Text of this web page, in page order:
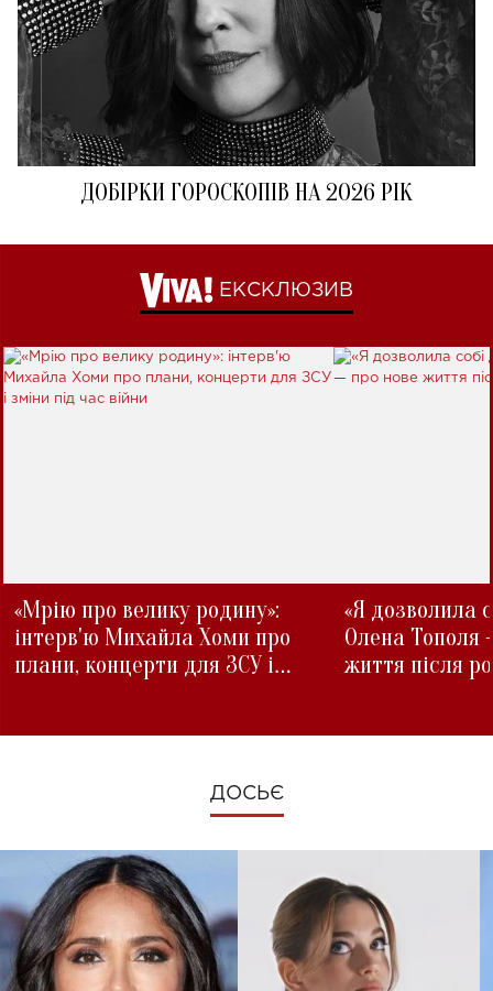
ДОБІРКИ ГОРОСКОПІВ НА 2026 РІК
ЕКСКЛЮЗИВ
«Мрію про велику родину»:
інтерв'ю Михайла Хоми про
плани, концерти для ЗСУ і
«Я дозволила
Олена Тополя
життя після
ДОСЬЄ